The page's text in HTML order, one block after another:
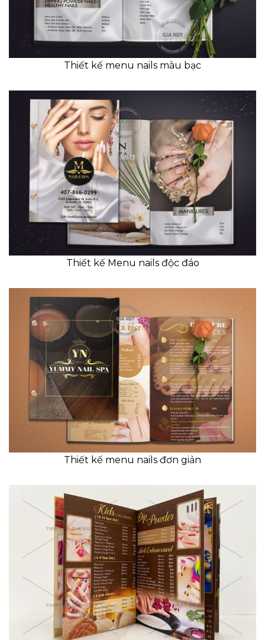
Thiết kế menu nails màu bạc
Thiết kế Menu nails độc đáo
Thiết kế menu nails đơn giản